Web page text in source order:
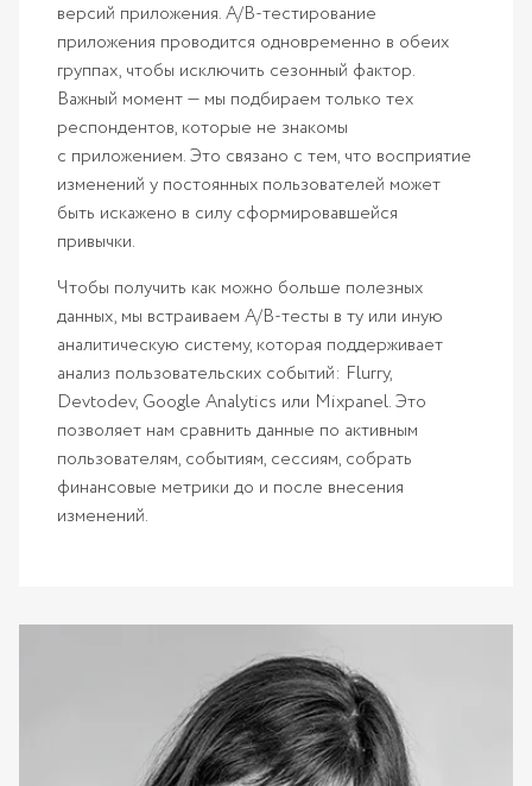
версий приложения. A/B-тестирование
приложения проводится одновременно в обеих
группах, чтобы исключить сезонный фактор.
Важный момент — мы подбираем только тех
респондентов, которые не знакомы
с приложением. Это связано с тем, что восприятие
изменений у постоянных пользователей может
быть искажено в силу сформировавшейся
привычки.
Чтобы получить как можно больше полезных
данных, мы встраиваем A/B-тесты в ту или иную
аналитическую систему, которая поддерживает
анализ пользовательских событий: Flurry,
Devtodev, Google Analytics или Mixpanel. Это
позволяет нам сравнить данные по активным
пользователям, событиям, сессиям, собрать
финансовые метрики до и после внесения
изменений.